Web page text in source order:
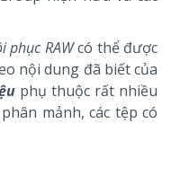
phục RAWcó thể được
nội dung đã biết của
phụ thuộc rất nhiều
mảnh, các tệp có